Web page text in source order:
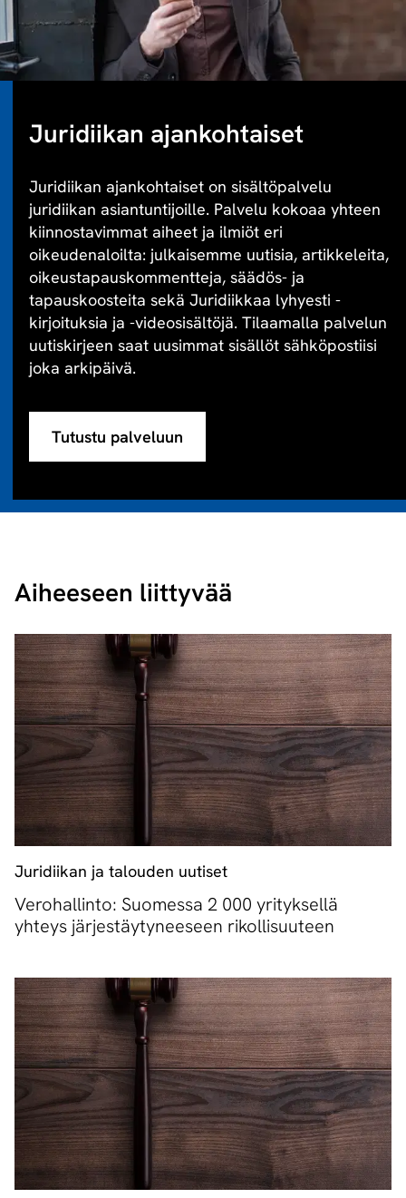
Juridiikan ajankohtaiset
Juridiikan ajankohtaiset on sisältöpalvelu
juridiikan asiantuntijoille. Palvelu kokoaa yhteen
kiinnostavimmat aiheet ja ilmiöt eri
oikeudenaloilta: julkaisemme uutisia, artikkeleita,
oikeustapauskommentteja, säädös- ja
tapauskoosteita sekä Juridiikkaa lyhyesti -
kirjoituksia ja -videosisältöjä. Tilaamalla palvelun
uutiskirjeen saat uusimmat sisällöt sähköpostiisi
joka arkipäivä.
Tutustu palveluun
Aiheeseen liittyvää
Juridiikan ja talouden uutiset
Verohallinto: Suomessa 2 000 yrityksellä
yhteys järjestäytyneeseen rikollisuuteen